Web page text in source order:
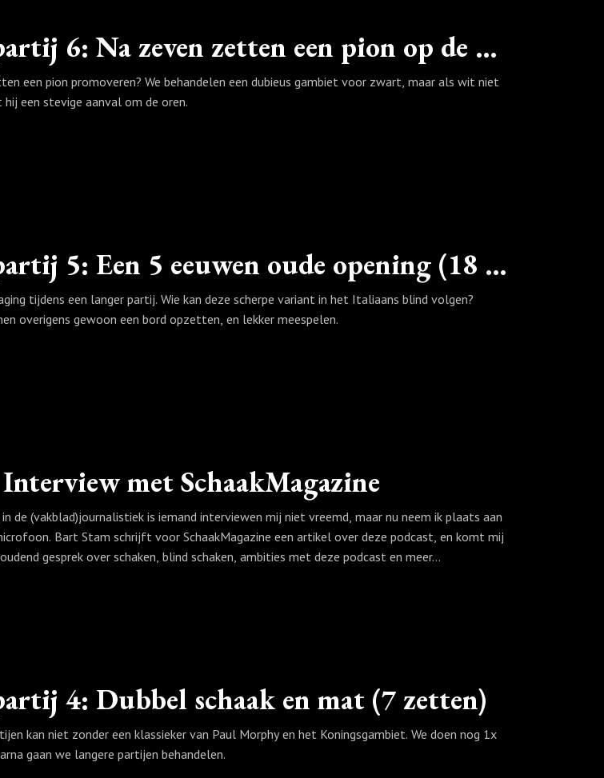
Spektakelpartij 6: Na zeven zetten een pion op de achterste rij… (12 zetten)
een pion promoveren? We behandelen een dubieus gambiet voor zwart, maar als wit niet
een stevige aanval om de oren.
Spektakelpartij 5: Een 5 eeuwen oude opening (18 zetten)
tijdens een langer partij. Wie kan deze scherpe variant in het Italiaans blind volgen?
overigens gewoon een bord opzetten, en lekker meespelen.
met SchaakMagazine
de (vakblad)journalistiek is iemand interviewen mij niet vreemd, maar nu neem ik plaats aan
Bart Stam schrijft voor SchaakMagazine een artikel over deze podcast, en komt mij
gesprek over schaken, blind schaken, ambities met deze podcast en meer…
4: Dubbel schaak en mat (7 zetten)
kan niet zonder een klassieker van Paul Morphy en het Koningsgambiet. We doen nog 1x
gaan we langere partijen behandelen.